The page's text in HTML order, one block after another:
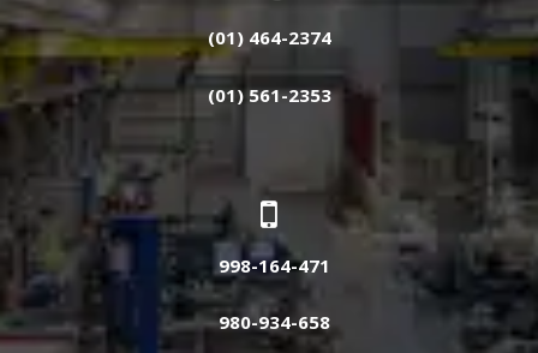
(01) 464-2374
(01) 561-2353
998-164-471
980-934-658